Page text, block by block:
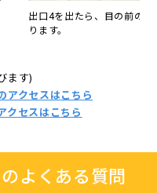
出口4を出たら、目の前の横
ります。
ます)
アクセスはこちら
クセスはこちら
よくある質問